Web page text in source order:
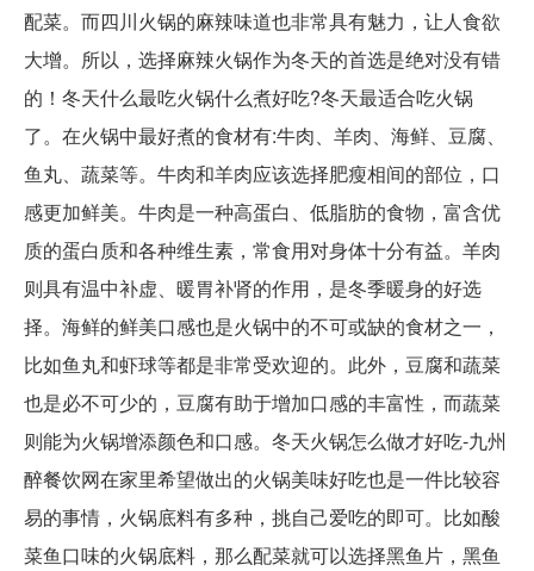
配菜。而四川火锅的麻辣味道也非常具有魅力，让人食欲
大增。所以，选择麻辣火锅作为冬天的首选是绝对没有错
的！冬天什么最吃火锅什么煮好吃?冬天最适合吃火锅
了。在火锅中最好煮的食材有:牛肉、羊肉、海鲜、豆腐、
鱼丸、蔬菜等。牛肉和羊肉应该选择肥瘦相间的部位，口
感更加鲜美。牛肉是一种高蛋白、低脂肪的食物，富含优
质的蛋白质和各种维生素，常食用对身体十分有益。羊肉
则具有温中补虚、暖胃补肾的作用，是冬季暖身的好选
择。海鲜的鲜美口感也是火锅中的不可或缺的食材之一，
比如鱼丸和虾球等都是非常受欢迎的。此外，豆腐和蔬菜
也是必不可少的，豆腐有助于增加口感的丰富性，而蔬菜
则能为火锅增添颜色和口感。冬天火锅怎么做才好吃-九州
醉餐饮网在家里希望做出的火锅美味好吃也是一件比较容
易的事情，火锅底料有多种，挑自己爱吃的即可。比如酸
菜鱼口味的火锅底料，那么配菜就可以选择黑鱼片，黑鱼